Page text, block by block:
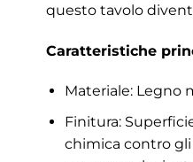
questo tavolo
Caratteristiche
Materiale: Legno
Finitura:
chimica contro